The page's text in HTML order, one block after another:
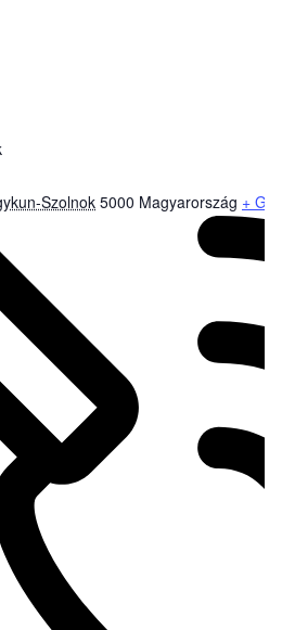
Szolnok 5000 Magyarország +